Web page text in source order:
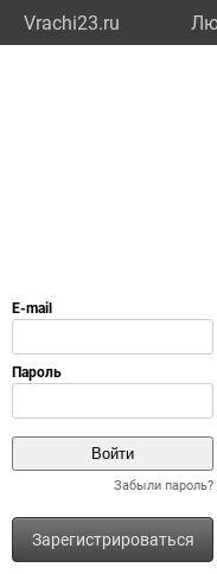
Vrachi23.ru
Забыли пароль?
Зарегистрироваться